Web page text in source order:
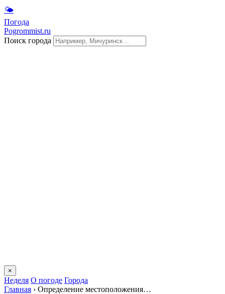
🌤
Погода
Pogrommist.ru
Поиск города
×
Неделя О погоде Города
Главная › Определение местоположения…